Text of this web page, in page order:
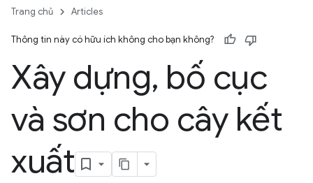
Trang chủ Articles
Thông tin này có hữu ích không cho bạn không?
Xây dựng, bố cục
và sơn cho cây kết
xuất